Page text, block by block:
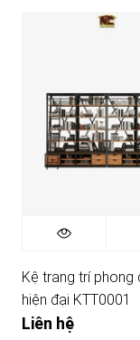
Kệ trang trí phong
hiện đại KTT0001
Liên hệ